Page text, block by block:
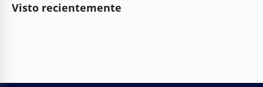
Visto recientemente